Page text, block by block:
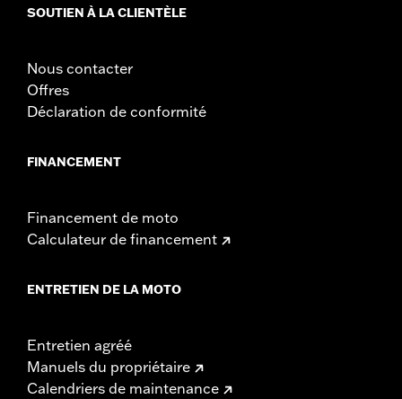
SOUTIEN À LA CLIENTÈLE
Nous contacter
Offres
Déclaration de conformité
FINANCEMENT
Financement de moto
Calculateur de financement
ENTRETIEN DE LA MOTO
Entretien agréé
Manuels du propriétaire
Calendriers de maintenance